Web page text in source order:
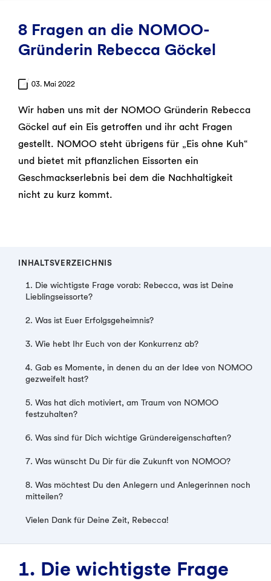
8 Fragen an die NOMOO-
Gründerin Rebecca Göckel
03. Mai 2022
Wir haben uns mit der NOMOO Gründerin Rebecca
Göckel auf ein Eis getroffen und ihr acht Fragen
gestellt. NOMOO steht übrigens für „Eis ohne Kuh“
und bietet mit pflanzlichen Eissorten ein
Geschmackserlebnis bei dem die Nachhaltigkeit
nicht zu kurz kommt.
INHALTSVERZEICHNIS
1. Die wichtigste Frage vorab: Rebecca, was ist Deine
Lieblingseissorte?
2. Was ist Euer Erfolgsgeheimnis?
3. Wie hebt Ihr Euch von der Konkurrenz ab?
4. Gab es Momente, in denen du an der Idee von NOMOO
gezweifelt hast?
5. Was hat dich motiviert, am Traum von NOMOO
festzuhalten?
6. Was sind für Dich wichtige Gründereigenschaften?
7. Was wünscht Du Dir für die Zukunft von NOMOO?
8. Was möchtest Du den Anlegern und Anlegerinnen noch
mitteilen?
Vielen Dank für Deine Zeit, Rebecca!
1. Die wichtigste Frage